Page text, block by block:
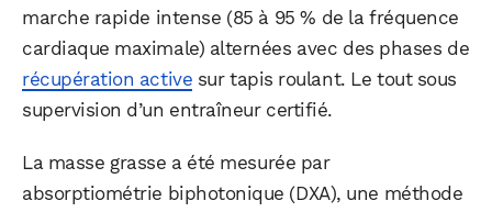
marche rapide intense (85 à 95 % de la fréquence
cardiaque maximale) alternées avec des phases de
récupération active sur tapis roulant. Le tout sous
supervision d’un entraîneur certifié.
La masse grasse a été mesurée par
absorptiométrie biphotonique (DXA), une méthode